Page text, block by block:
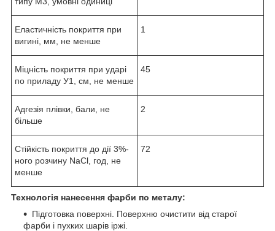
Еластичність покриття при
вигині, мм, не менше
1
Міцність покриття при ударі
по приладу У1, см, не менше
45
Адгезія плівки, бали, не
більше
2
Стійкість покриття до дії 3%-
ного розчину NaCl, год, не
менше
72
Технологія нанесення фарби по металу:
Підготовка поверхні. Поверхню очистити від старої
фарби і пухких шарів іржі.